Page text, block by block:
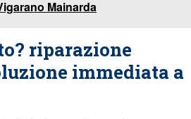
Mainarda
riparazione
immediata a